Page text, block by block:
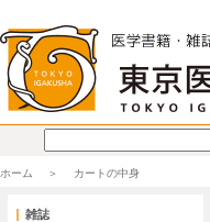
ホーム カートの中身
雑誌